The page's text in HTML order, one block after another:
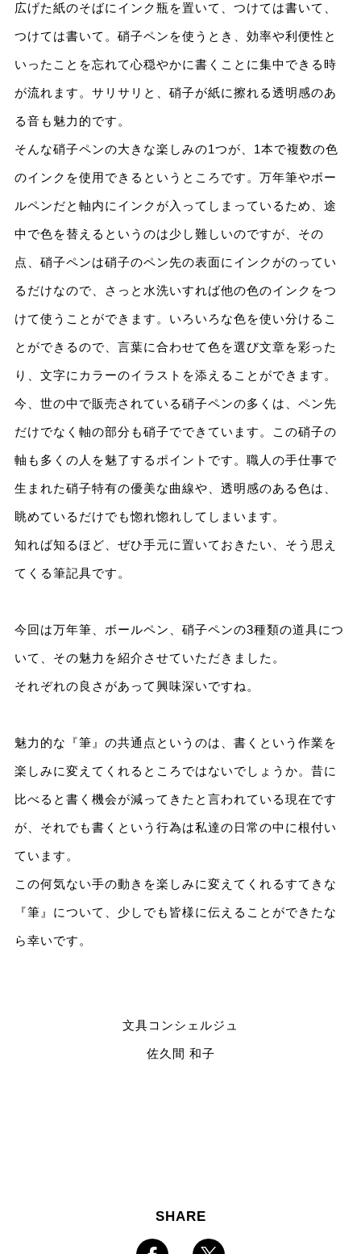
広げた紙のそばにインク瓶を置いて、つけては書いて、
つけては書いて。硝子ペンを使うとき、効率や利便性と
いったことを忘れて心穏やかに書くことに集中できる時
が流れます。サリサリと、硝子が紙に擦れる透明感のあ
る音も魅力的です。
そんな硝子ペンの大きな楽しみの1つが、1本で複数の色
のインクを使用できるというところです。万年筆やボー
ルペンだと軸内にインクが入ってしまっているため、途
中で色を替えるというのは少し難しいのですが、その
点、硝子ペンは硝子のペン先の表面にインクがのってい
るだけなので、さっと水洗いすれば他の色のインクをつ
けて使うことができます。いろいろな色を使い分けるこ
とができるので、言葉に合わせて色を選び文章を彩った
り、文字にカラーのイラストを添えることができます。
今、世の中で販売されている硝子ペンの多くは、ペン先
だけでなく軸の部分も硝子でできています。この硝子の
軸も多くの人を魅了するポイントです。職人の手仕事で
生まれた硝子特有の優美な曲線や、透明感のある色は、
眺めているだけでも惚れ惚れしてしまいます。
知れば知るほど、ぜひ手元に置いておきたい、そう思え
てくる筆記具です。
今回は万年筆、ボールペン、硝子ペンの3種類の道具につ
いて、その魅力を紹介させていただきました。
それぞれの良さがあって興味深いですね。
魅力的な『筆』の共通点というのは、書くという作業を
楽しみに変えてくれるところではないでしょうか。昔に
比べると書く機会が減ってきたと言われている現在です
が、それでも書くという行為は私達の日常の中に根付い
ています。
この何気ない手の動きを楽しみに変えてくれるすてきな
『筆』について、少しでも皆様に伝えることができたな
ら幸いです。
文具コンシェルジュ
佐久間 和子
SHARE